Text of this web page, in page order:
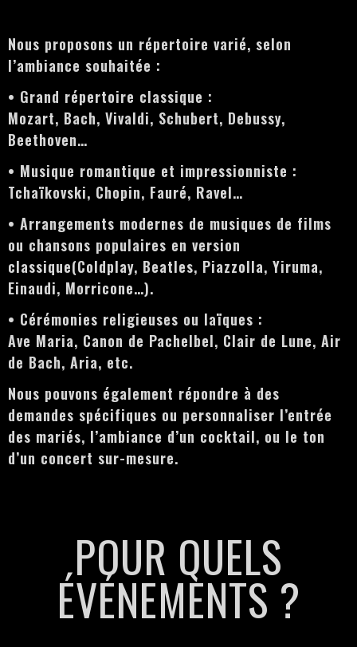
Nous proposons un répertoire varié, selon
l’ambiance souhaitée :
• Grand répertoire classique :
Mozart, Bach, Vivaldi, Schubert, Debussy,
Beethoven…
• Musique romantique et impressionniste :
Tchaïkovski, Chopin, Fauré, Ravel…
• Arrangements modernes de musiques de films
ou chansons populaires en version
classique(Coldplay, Beatles, Piazzolla, Yiruma,
Einaudi, Morricone…).
• Cérémonies religieuses ou laïques :
Ave Maria, Canon de Pachelbel, Clair de Lune, Air
de Bach, Aria, etc.
Nous pouvons également répondre à des
demandes spécifiques ou personnaliser l’entrée
des mariés, l’ambiance d’un cocktail, ou le ton
d’un concert sur-mesure.
POUR QUELS
ÉVÉNEMENTS ?